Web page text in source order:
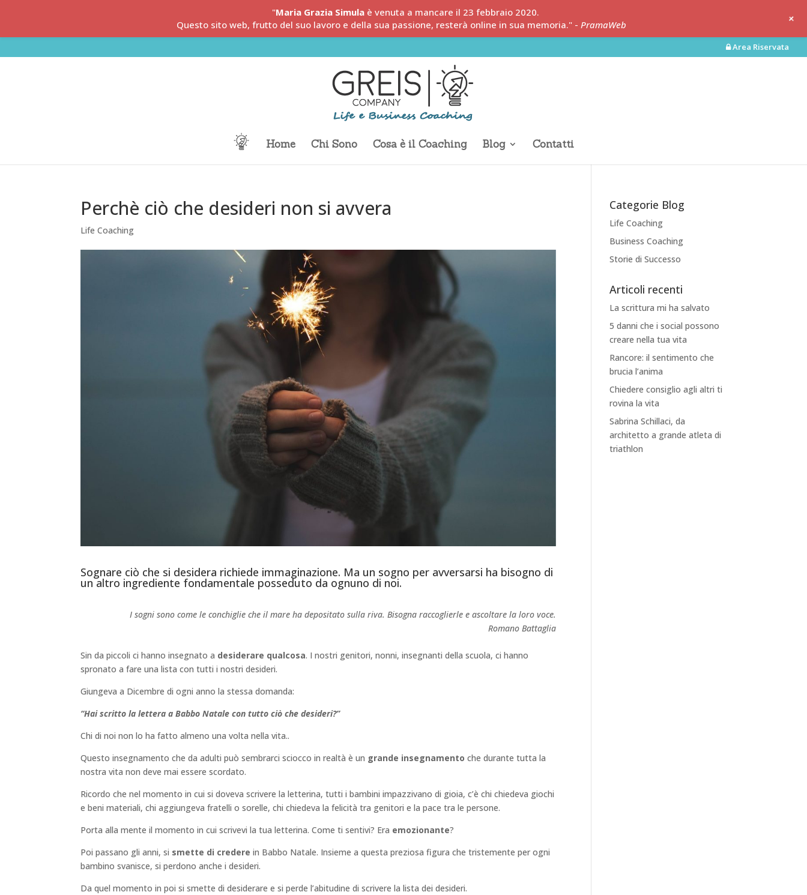
Area Riservata
Home Chi Sono Cosa è il Coaching Blog Contatti
Perchè ciò che desideri non si avvera
Life Coaching
Sognare ciò che si desidera richiede immaginazione. Ma un sogno per avversarsi ha bisogno di
un altro ingrediente fondamentale posseduto da ognuno di noi.
I sogni sono come le conchiglie che il mare ha depositato sulla riva. Bisogna raccoglierle e ascoltare la loro voce.
Romano Battaglia
Sin da piccoli ci hanno insegnato a desiderare qualcosa. I nostri genitori, nonni, insegnanti della scuola, ci hanno
spronato a fare una lista con tutti i nostri desideri.
Giungeva a Dicembre di ogni anno la stessa domanda:
“Hai scritto la lettera a Babbo Natale con tutto ciò che desideri?”
Chi di noi non lo ha fatto almeno una volta nella vita..
Questo insegnamento che da adulti può sembrarci sciocco in realtà è un grande insegnamento che durante tutta la
nostra vita non deve mai essere scordato.
Ricordo che nel momento in cui si doveva scrivere la letterina, tutti i bambini impazzivano di gioia, c’è chi chiedeva giochi
e beni materiali, chi aggiungeva fratelli o sorelle, chi chiedeva la felicità tra genitori e la pace tra le persone.
Porta alla mente il momento in cui scrivevi la tua letterina. Come ti sentivi? Era emozionante?
Poi passano gli anni, si smette di credere in Babbo Natale. Insieme a questa preziosa figura che tristemente per ogni
bambino svanisce, si perdono anche i desideri.
Da quel momento in poi si smette di desiderare e si perde l’abitudine di scrivere la lista dei desideri.
Categorie Blog
Life Coaching
Business Coaching
Storie di Successo
Articoli recenti
La scrittura mi ha salvato
5 danni che i social possono
creare nella tua vita
Rancore: il sentimento che
brucia l’anima
Chiedere consiglio agli altri ti
rovina la vita
Sabrina Schillaci, da
architetto a grande atleta di
triathlon
"Maria Grazia Simula è venuta a mancare il 23 febbraio 2020.
Questo sito web, frutto del suo lavoro e della sua passione, resterà online in sua memoria." - PramaWeb +